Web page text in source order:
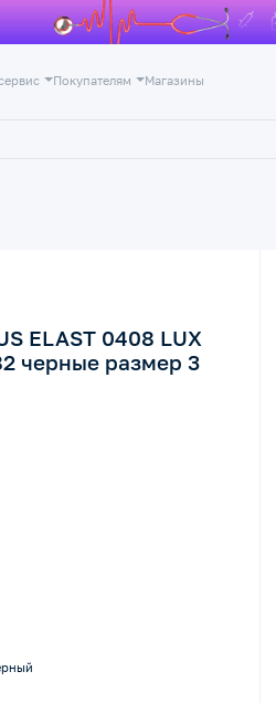
Покупателям Магазины
ELAST 0408 LUX
черные размер 3